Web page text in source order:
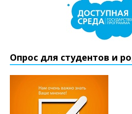
Опрос для студентов и